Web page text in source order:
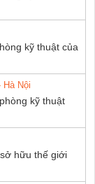
kỹ thuật của
Hà Nội
kỹ thuật
hữu thế giới